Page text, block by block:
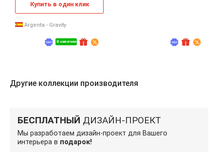
В наличии
Купить в один клик
Argenta - Gravity
Другие коллекции производителя
БЕСПЛАТНЫЙ ДИЗАЙН-ПРОЕКТ
Мы разработаем дизайн-проект для Вашего
интерьера в подарок!